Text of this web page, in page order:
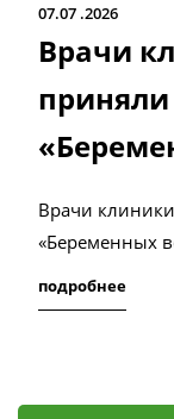
07.07 2026
Врачи
приняли
Врачи
«Беременных
подробнее